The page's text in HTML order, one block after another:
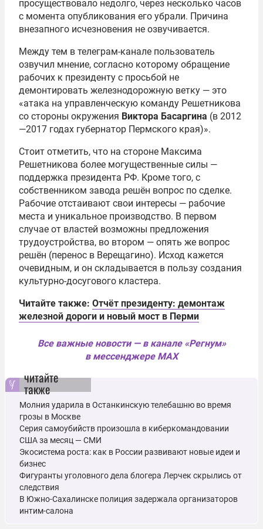
просуществовало недолго, через несколько часов
с момента опубликования его убрали. Причина
внезапного исчезновения не озвучивается.
Между тем в телеграм-канале пользователь
озвучил мнение, согласно которому обращение
рабочих к президенту с просьбой не
демонтировать железнодорожную ветку — это
«атака на управленческую команду Решетникова
со стороны окружения Виктора Басаргина (в 2012
—2017 годах губернатор Пермского края)».
Стоит отметить, что на стороне Максима
Решетникова более могущественные силы —
поддержка президента РФ. Кроме того, с
собственником завода решён вопрос по сделке.
Рабочие отстаивают свои интересы — рабочие
места и уникальное производство. В первом
случае от властей возможны предложения
трудоустройства, во втором — опять же вопрос
решён (перенос в Верещагино). Исход кажется
очевидным, и он складывается в пользу создания
культурно-досугового кластера.
Читайте также: Отчёт президенту: демонтаж
железной дороги и новый мост в Перми
Все важные новости — в канале «Регнум»
в мессенджере MAX
читайте
также
Молния ударила в Останкинскую телебашню во время
грозы в Москве
Серия самоубийств произошла в киберкомандовании
США за месяц — СМИ
Экосистема роста: как в России развивают новые идеи и
бизнес
Фигуранты уголовного дела блогера Лерчек скрылись от
следствия
В Южно-Сахалинске полиция задержала организаторов
интим-салона